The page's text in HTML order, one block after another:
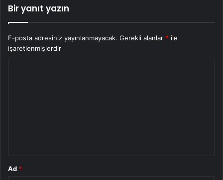
Bir yanıt yazın
E-posta adresiniz yayınlanmayacak. Gerekli alanlar * ile
işaretlenmişlerdir
Ad *